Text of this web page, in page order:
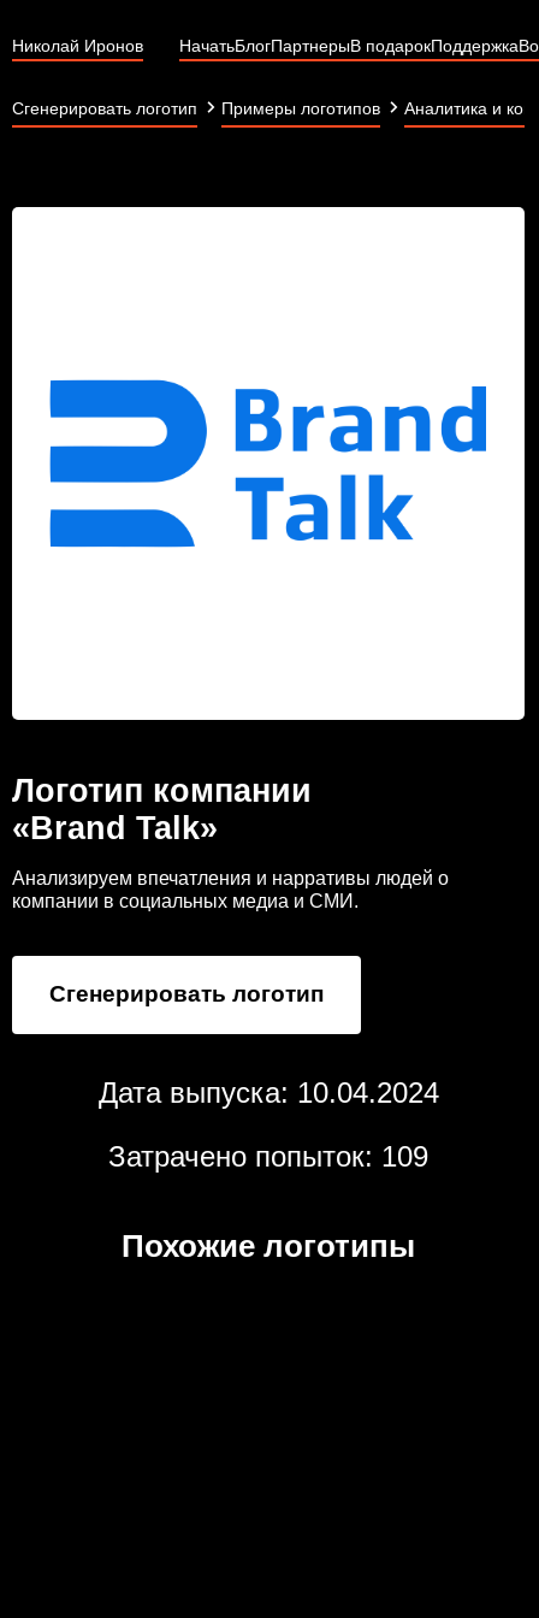
Николай Иронов НачатьБлогПартнерыВ подарокПоддержка
Сгенерировать логотип Примеры логотипов Аналитика и
Логотип компании
«Brand Talk»
Анализируем впечатления и нарративы людей о
компании в социальных медиа и СМИ.
Сгенерировать логотип
Дата выпуска: 10.04.2024
Затрачено попыток: 109
Похожие логотипы